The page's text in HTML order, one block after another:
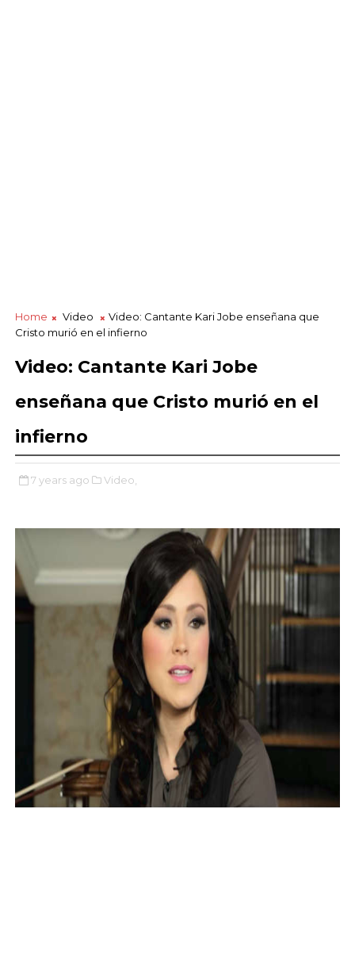
Home Video
Video: Cantante Kari Jobe enseñana que
Cristo murió en el infierno
Video: Cantante Kari Jobe
enseñana que Cristo murió en el
infierno
7 years ago Video,